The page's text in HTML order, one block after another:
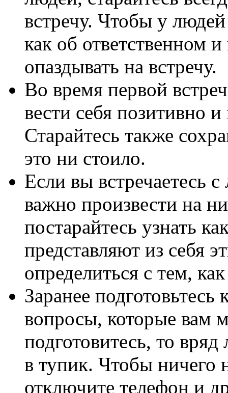
встречу. Чтобы у
как об ответственном
опаздывать на встречу.
Во время первой
вести себя позитивно
Старайтесь также
это ни стоило.
Если вы встречаетесь
важно произвести на
постарайтесь узнать
представляют из себя
определиться с тем,
Заранее
вопросы, которые вам
подготовитесь, то вряд
в тупик. Чтобы ничего
отключите телефон и